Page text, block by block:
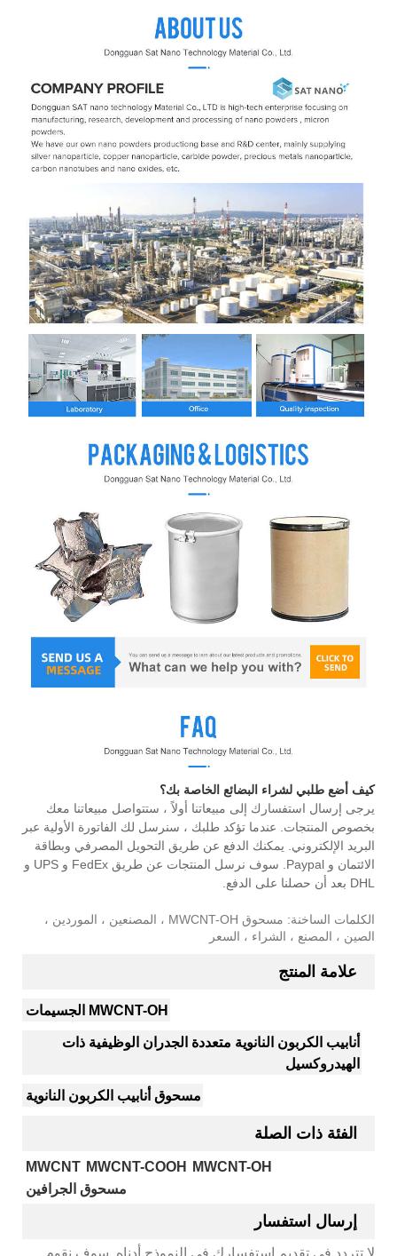
كيف أضع طلبي لشراء البضائع الخاصة بك؟
يرجى إرسال استفسارك إلى مبيعاتنا أولاً ، ستتواصل مبيعاتنا معك
بخصوص المنتجات. عندما تؤكد طلبك ، سنرسل لك الفاتورة الأولية عبر
البريد الإلكتروني. يمكنك الدفع عن طريق التحويل المصرفي وبطاقة
الائتمان و Paypal. سوف نرسل المنتجات عن طريق FedEx و UPS و
DHL بعد أن حصلنا على الدفع.
الكلمات الساخنة: مسحوق MWCNT-OH ، المصنعين ، الموردين ،
الصين ، المصنع ، الشراء ، السعر
علامة المنتج
MWCNT-OH الجسيمات
أنابيب الكربون النانوية متعددة الجدران الوظيفية ذات
الهيدروكسيل
مسحوق أنابيب الكربون النانوية
الفئة ذات الصلة
MWCNT MWCNT-COOH
MWCNT-OH
مسحوق الجرافين
إرسال استفسار